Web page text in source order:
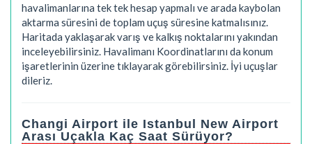
havalimanlarına tek tek hesap yapmalı ve arada kaybolan
aktarma süresini de toplam uçuş süresine katmalısınız.
Haritada yaklaşarak varış ve kalkış noktalarını yakından
inceleyebilirsiniz. Havalimanı Koordinatlarını da konum
işaretlerinin üzerine tıklayarak görebilirsiniz. İyi uçuşlar
dileriz.
Changi Airport ile Istanbul New Airport
Arası Uçakla Kaç Saat Sürüyor?